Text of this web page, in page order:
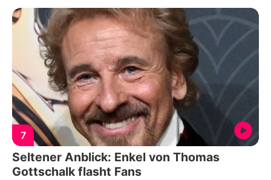
7
Seltener Anblick: Enkel von Thomas
Gottschalk flasht Fans